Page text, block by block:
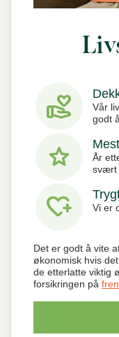
volunteer_activism
Vår
godt
star
År
svært
heart_plus Vi er
Det er godt å vite
økonomisk hvis
de etterlatte viktig
forsikringen på